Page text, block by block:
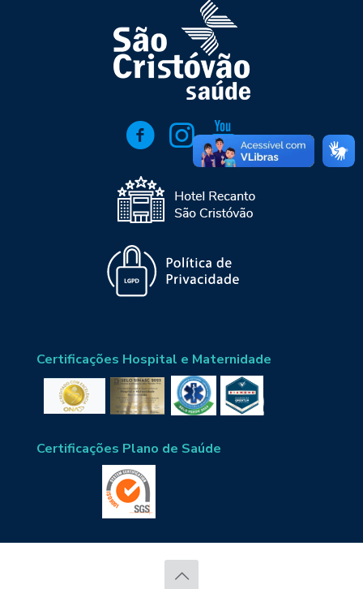
Certificações Hospital e Maternidade
Certificações Plano de Saúde